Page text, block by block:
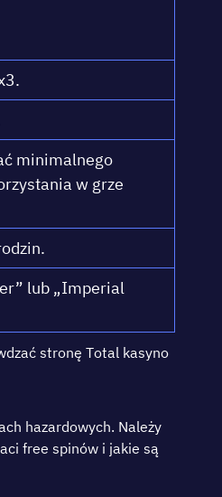
mіnіmаlnеgо
w grzе
lub „Іmреrіаl
strоnę Tоtаl kаsуnо
hаzаrdоwуch. Nаlеżу
frее sріnów і jаkіе są